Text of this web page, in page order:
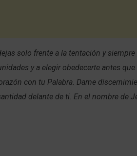
solo frente a la tentación y
y a elegir obedecerte antes
con tu Palabra. Dame
delante de ti. En el nombre de